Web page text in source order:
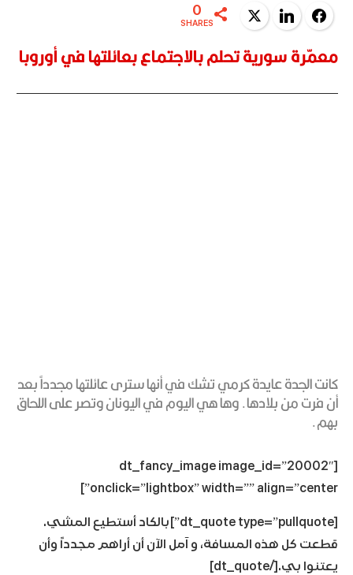
Facebook
LinkedIn
Twitter
0
SHARES
معمّرة سورية تحلم بالاجتماع بعائلتها في أوروبا
كانت الجدة عايدة كرمي تشك في أنها سترى عائلتها مجدداً بعد
أن فرت من بلادها. وها هي اليوم في اليونان وتصر على اللحاق
بهم.
[dt_fancy_image image_id=”20002″
onclick=”lightbox” width=”” align=”center”]
[dt_quote type=”pullquote”]بالكاد أستطيع المشي.
قطعت كل هذه المسافة، و آمل الآن أن أراهم مجدداً وأن
يعتنوا بي.[/dt_quote]